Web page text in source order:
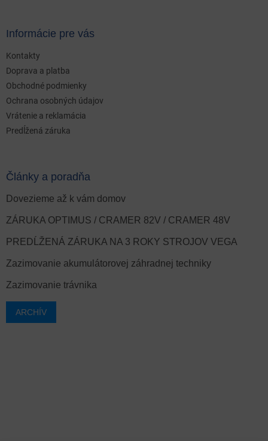
Informácie pre vás
Kontakty
Doprava a platba
Obchodné podmienky
Ochrana osobných údajov
Vrátenie a reklamácia
Predĺžená záruka
Články a poradňa
Dovezieme až k vám domov
ZÁRUKA OPTIMUS / CRAMER 82V / CRAMER 48V
PREDĹŽENÁ ZÁRUKA NA 3 ROKY STROJOV VEGA
Zazimovanie akumulátorovej záhradnej techniky
Zazimovanie trávnika
ARCHÍV